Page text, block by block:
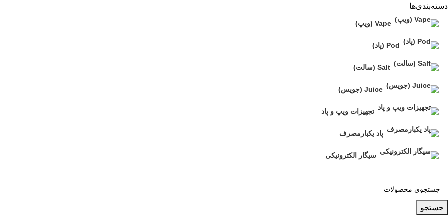
دسته‌بندی‌ها
Vape (ویپ)
Pod (پاد)
Salt (سالت)
Juice (جویس)
تجهیزات ویپ و پاد
پاد یکبارمصرف
سیگار الکترونیکی
جستجو